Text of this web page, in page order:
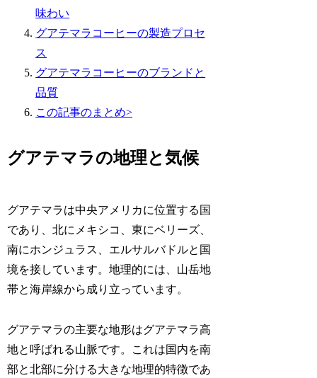
味わい
グアテマラコーヒーの製造プロセ
ス
グアテマラコーヒーのブランドと
品質
この記事のまとめ>
グアテマラの地理と気候
グアテマラは中央アメリカに位置する国
であり、北にメキシコ、東にベリーズ、
南にホンジュラス、エルサルバドルと国
境を接しています。地理的には、山岳地
帯と海岸線から成り立っています。
グアテマラの主要な地形はグアテマラ高
地と呼ばれる山脈です。これは国内を南
部と北部に分ける大きな地理的特徴であ